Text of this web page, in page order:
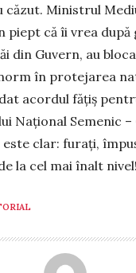
căzut. Ministrul
piept că îi vrea
din Guvern, au
în pro­te­jarea
acordul fățiș
Național Semenic –
clar: furați,
la cel mai înalt nivel!